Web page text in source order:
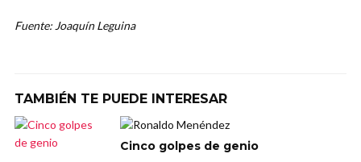
Fuente: Joaquín Leguina
TAMBIÉN TE PUEDE INTERESAR
Cinco golpes de genio